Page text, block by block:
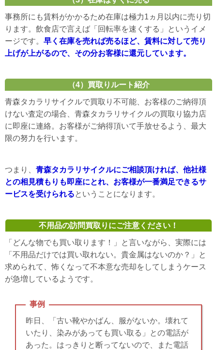
事務所にも賃料がかかるため在庫は極力1ヵ月以内に売り切
ります。飲食店で言えば「回転率を速くする」というイメ
ージです。 早く在庫を売れば売るほど、賃料に対して売り
上げが上がるので、その分お客様に還元しています。
（4）買取りルート紹介
青森タカラリサイクルで買取り不可能、お客様のご納得頂
けない査定の場合、青森タカラリサイクルの買取り協力店
に即座に連絡。お客様がご納得頂いて手放せるよう、最大
限の努力を行います。
つまり、 青森タカラリサイクルにご相談頂ければ、他社様
との相見積もりも即座にとれ、お客様が一番満足できるサ
ービスを受けられるということになります。
不用品の訪問買取りにご注意ください！
「どんな物でも買い取ります！」と言いながら、実際には
「不用品だけでは買い取れない。貴金属はないのか？」と
求められて、怖くなって不本意な売却をしてしまうケース
が急増しているようです。
事例
昨日、「古い靴やかばん、服がないか。壊れて
いたり、染みがあっても買い取る」との電話が
あった。はっきりと断ってないので、また電話